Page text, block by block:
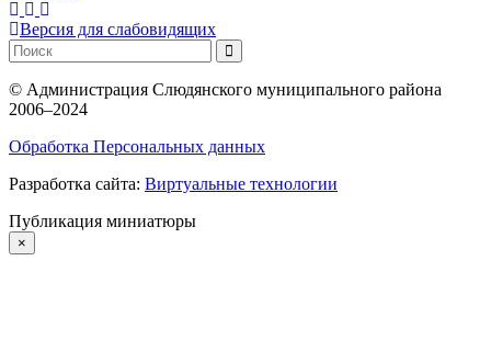
Версия для слабовидящих
© Администрация Слюдянского муниципального района
2006–2024
Обработка Персональных данных
Разработка сайта: Виртуальные технологии
Публикация миниатюры
×